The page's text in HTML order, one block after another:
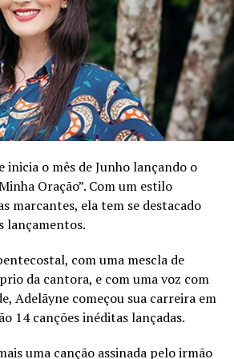
as pessoas sintam o mesmo”,
profunda
o estilo worship por
musical entregaria melhor a
do Pai. O single promete levar os
maneira única.
Rangel
que o levou da infância e
ao futebol para o mercado de
O convite do cantor Willian
ao seu lado abriu portas,
inicia o mês de Junho lançando o
Oração”. Com um estilo
marcantes, ela tem se destacado
lançamentos.
com uma mescla de
da cantora, e com uma voz com
Adelãyne começou sua carreira em
14 canções inéditas lançadas.
uma canção assinada pelo irmão